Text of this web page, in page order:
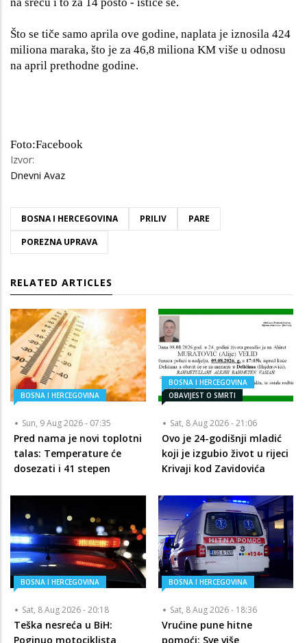
Što se tiče samo aprila ove godine, naplata je iznosila 424
miliona maraka, što je za 46,8 miliona KM više u odnosu
na april prethodne godine.
Foto:Facebook
Izvor:
Dnevni Avaz
BOSNA I HERCEGOVINA PRILIV
PARE
POREZNA UPRAVA
RELATED ARTICLES
BOSNA I HERCEGOVINA
Sun, 9 Aug 2026 - 07:35
Pred nama je novi toplotni
talas: Temperature će
dosezati i 41 stepen
BOSNA I HERCEGOVINA
OBAVIJEST O SMRTI
Sat, 8 Aug 2026 - 21:06
Ovo je 24-godišnji mladić
koji je izgubio život u rijeci
Krivaji kod Zavidovića
BOSNA I HERCEGOVINA
Sat, 8 Aug 2026 - 20:18
Teška nesreća u BiH:
Poginuo motociklista
BOSNA I HERCEGOVINA
Sat, 8 Aug 2026 - 18:36
Vrućine pune hitne
pomoći: Sve više